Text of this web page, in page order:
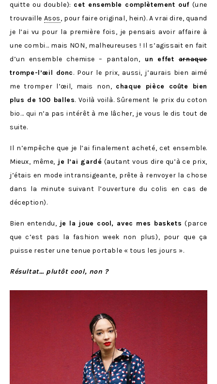
quitte ou double): cet ensemble complètement ouf(une
trouvaille Asos, pour faire original, hein). A vrai dire, quand
je l’ai vu pour la première fois, je pensais avoir affaire à
une combi… mais NON, malheureuses ! Il s’agissait en fait
d’un ensemble chemise – pantalon, un effetarnaque
trompe-l’œil donc. Pour le prix, aussi, j’aurais bien aimé
me tromper l’œil, mais non, chaque pièce coûte bien
plus de 100 balles. Voilà voilà. Sûrement le prix du coton
bio… qui n’a pas intérêt à me lâcher, je vous le dis tout de
suite.
Il n’empêche que je l’ai finalement acheté, cet ensemble.
Mieux, même, je l’ai gardé (autant vous dire qu’à ce prix,
j’étais en mode intransigeante, prête à renvoyer la chose
dans la minute suivant l’ouverture du colis en cas de
déception).
Bien entendu, je la joue cool, avec mes baskets(parce
que c’est pas la fashion week non plus), pour que ça
puisse rester une tenue portable « tous les jours ».
Résultat… plutôt cool, non ?